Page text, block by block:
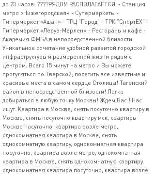
до 23 часов. ????РЯДОМ РАСПОЛАГАЕТСЯ: - Станция
метро «Нижегородская» - Супермаркеты -
Гипермаркет «Ашан» - ТРЦ "Город" - ТРК "СпортEX" -
Гипермаркет «Леруа-Мерлен» - Рестораны и кафе -
Академия ФМБА в непосредственной близости
Уникальное сочетание удобной развитой городской
инфраструктуры и размеренной жизни рядом с
центром. Всего 15 минут на метро и Вы можете
прогуляться по Тверской, посетить все известные и
красивые места в самом сердце Столицы! Таганский
район в непосредственной близости! Легко
добираться в любую точку Москвы! Ждем Вас ! Нас
ищут: Квартира в Москве, снять посуточно квартиру в
Москве, снять посуточно квартиру мск, квартиры
Москва посуточно, квартира возле метро,
однокомнатная квартира в Москве, снять
однокомнатную квартиру, однокомнатная квартира
посуточно, квартира возле метро, однокомнатная
квартира в Москве, снять однокомнатную квартиру,
однокомнатная квартира посуточно, квартира возле